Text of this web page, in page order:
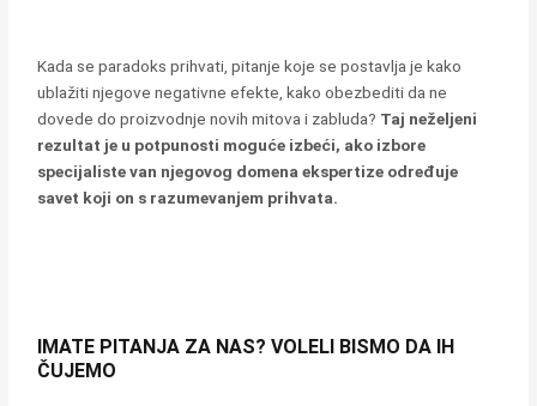
Kada se paradoks prihvati, pitanje koje se postavlja je kako
ublažiti njegove negativne efekte, kako obezbediti da ne
dovede do proizvodnje novih mitova i zabluda? Taj neželjeni
rezultat je u potpunosti moguće izbeći, ako izbore
specijaliste van njegovog domena ekspertize određuje
savet koji on s razumevanjem prihvata.
IMATE PITANJA ZA NAS? VOLELI BISMO DA IH
ČUJEMO